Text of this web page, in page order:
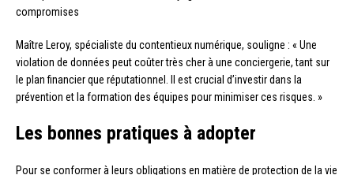
compromises
Maître Leroy, spécialiste du contentieux numérique, souligne : « Une
violation de données peut coûter très cher à une conciergerie, tant sur
le plan financier que réputationnel. Il est crucial d’investir dans la
prévention et la formation des équipes pour minimiser ces risques. »
Les bonnes pratiques à adopter
Pour se conformer à leurs obligations en matière de protection de la vie